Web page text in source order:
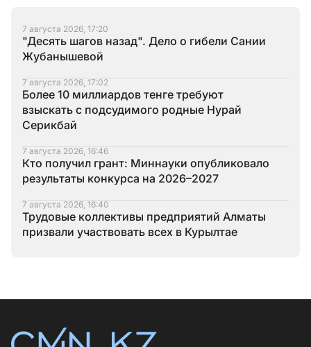
7 августа 2026, 17:20
"Десять шагов назад". Дело о гибели Сании
Жубанышевой
7 августа 2026, 17:02
Более 10 миллиардов тенге требуют
взыскать с подсудимого родные Нурай
Серикбай
7 августа 2026, 16:46
Кто получил грант: Миннауки опубликовало
результаты конкурса на 2026–2027
7 августа 2026, 16:40
Трудовые коллективы предприятий Алматы
призвали участвовать всех в Курылтае